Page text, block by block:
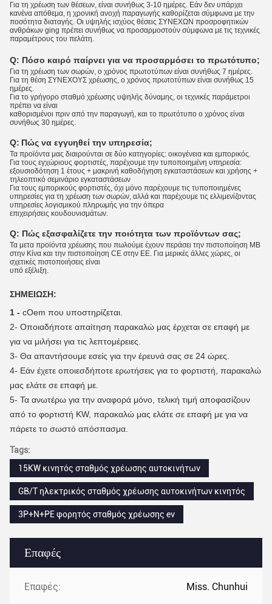
Επαφές
Επαφές: Miss. Chunhui
Για τη χρέωση των θέσεων, είναι συνήθως 3-10 ημέρες. Εάν δεν υπάρχει
κανένα απόθεμα, η χρονική ανοχή παραγωγής καθορίζεται σύμφωνα με την
ποσότητα διαταγής. Οι υψηλής ισχύος θέσεις ΣΥΝΕΧΩΝ προσροφητικών
ανθράκων ging πρέπει συνήθως να προσαρμοστούν σύμφωνα με τις τεχνικές
παραμέτρους του πελάτη.
Q: Πόσο καιρό παίρνει για να προσαρμόσει το πρωτότυπο;
Για τη χρέωση των σωρών, ο χρόνος πρωτοτύπων είναι συνήθως 7 ημέρες.
Για τη θέση ΣΥΝΕΧΟΥΣ χρέωσης, ο χρόνος πρωτοτύπων είναι συνήθως 15
ημέρες.
Για το γρήγορο σταθμό χρέωσης υψηλής δύναμης, οι τεχνικές παράμετροι
πρέπει να είναι
καθορισμένοι πριν από την παραγωγή, και το πρωτότυπο ο χρόνος είναι
συνήθως 30 ημέρες.
Q: Πώς να εγγυηθεί την υπηρεσία;
Τα προϊόντα μας διαιρούνται σε δύο κατηγορίες: οικογένεια και εμπορικός.
Για τους εγχώριους φορτιστές, παρέχουμε την τυποποιημένη υπηρεσία:
εξουσιοδότηση 1 έτους + μακρινή καθοδήγηση εγκαταστάσεων και χρήσης +
τηλεοπτικό σεμινάριο εγκαταστάσεων
Για τους εμπορικούς φορτιστές, όχι μόνο παρέχουμε τις τυποποιημένες
υπηρεσίες για τη χρέωση των σωρών, αλλά και παρέχουμε τις ελλιμενίζοντας
υπηρεσίες λογισμικού πληρωμής για την όπερα
επιχειρήσεις κουδουνισμάτων.
Q: Πώς εξασφαλίζετε την ποιότητα των προϊόντων σας;
Τα μετα προϊόντα χρέωσης που πωλούμε έχουν περάσει την πιστοποίηση ΜΒ
στην Κίνα και την πιστοποίηση CE στην ΕΕ. Για μερικές άλλες χώρες, οι
σχετικές πιστοποιήσεις είναι
υπό εξέλιξη.
ΣΗΜΕΙΩΣΗ:
1 - cOem που υποστηρίζεται.
2- Οποιαδήποτε απαίτηση παρακαλώ μας έρχεται σε επαφή με
για να μιλήσει για τις λεπτομέρειες.
3- Θα απαντήσουμε εσείς για την έρευνά σας σε 24 ώρες.
4- Εάν έχετε οποιεσδήποτε ερωτήσεις για το φορτιστή, παρακαλώ
μας ελάτε σε επαφή με.
5- Τα ανωτέρω για την αναφορά μόνο, τελική τιμή αποφασίζουν
από το φορτιστή KW, παρακαλώ μας ελάτε σε επαφή με για να
πάρετε το σωστό απόσπασμα.
Tags:
15KW κινητός σταθμός χρέωσης αυτοκινήτων
GB/T ηλεκτρικός σταθμός χρέωσης αυτοκινήτων κινητός
3P+N+PE φορητός σταθμός χρέωσης ev